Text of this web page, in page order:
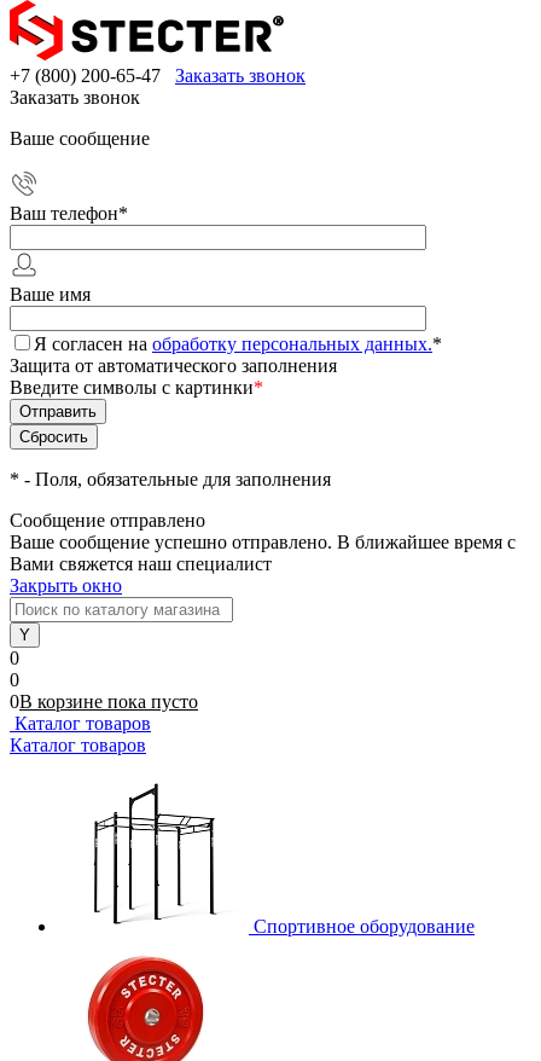
+7 (800) 200-65-47
Заказать звонок
Заказать звонок
Ваше сообщение
Ваш телефон*
Ваше имя
Я согласен на обработку персональных данных.*
Защита от автоматического заполнения
Введите символы с картинки*
* - Поля, обязательные для заполнения
Сообщение отправлено
Ваше сообщение успешно отправлено. В ближайшее время с
Вами свяжется наш специалист
Закрыть окно
0
0
0В корзине пока пусто
Каталог товаров
Каталог товаров
Спортивное оборудование